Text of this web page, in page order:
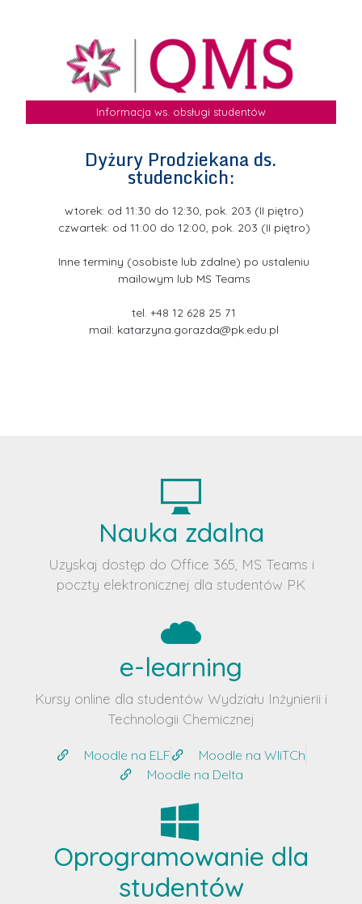
Informacja ws. obsługi studentów
Dyżury Prodziekana ds.
studenckich:
wtorek: od 11:30 do 12:30, pok. 203 (II piętro)
czwartek: od 11:00 do 12:00, pok. 203 (II piętro)
Inne terminy (osobiste lub zdalne) po ustaleniu
mailowym lub MS Teams
tel. +48 12 628 25 71
mail: katarzyna.gorazda@pk.edu.pl
Nauka zdalna
Uzyskaj dostęp do Office 365, MS Teams i
poczty elektronicznej dla studentów PK
e-learning
Kursy online dla studentów Wydziału Inżynierii i
Technologii Chemicznej
Moodle na ELF
Moodle na WIiTCh
Moodle na Delta
Oprogramowanie dla
studentów